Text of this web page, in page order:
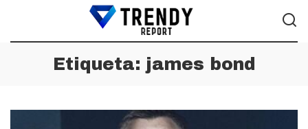
Etiqueta: james bond